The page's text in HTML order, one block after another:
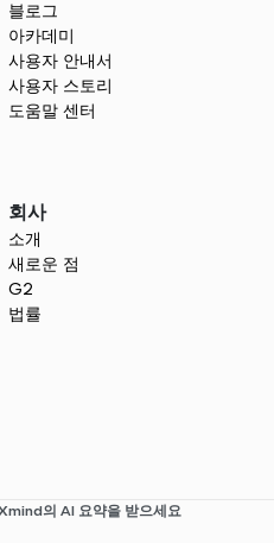
블로그
아카데미
사용자 안내서
사용자 스토리
도움말 센터
회사
소개
새로운 점
G2
법률
의 AI 요약을 받으세요